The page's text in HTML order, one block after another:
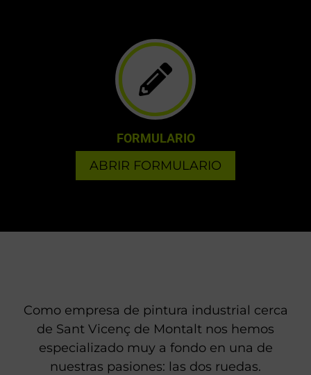
FORMULARIO
ABRIR FORMULARIO
Como empresa de pintura industrial cerca
de Sant Vicenç de Montalt nos hemos
especializado muy a fondo en una de
nuestras pasiones: las dos ruedas.